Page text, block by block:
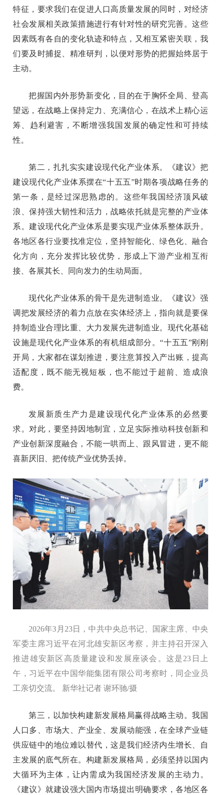
特征，要求我们在促进人口高质量发展的同时，对经济
社会发展相关政策措施进行有针对性的研究完善。这些
因素既有各自的变化轨迹和特点，又相互紧密关联，我
们要及时捕捉、精准研判，以便对形势的把握始终居于
主动。
把握国内外形势新变化，目的在于胸怀全局、登高
望远，在战略上保持定力、充满信心，在战术上精心运
筹、趋利避害，不断增强我国发展的确定性和可持续
性。
第二，扎扎实实建设现代化产业体系。《建议》把
建设现代化产业体系摆在“十五五”时期各项战略任务的
第一条，是经过深思熟虑的。这些年我国经济顶风破
浪、保持强大韧性和活力，战略依托就是完整的产业体
系。建设现代化产业体系是要实现产业体系整体跃升。
各地区各行业要找准定位，坚持智能化、绿色化、融合
化方向，充分发挥比较优势，形成上下游产业相互衔
接、各展其长、同向发力的生动局面。
现代化产业体系的骨干是先进制造业。《建议》强
调把发展经济的着力点放在实体经济上，指向就是要保
持制造业合理比重、大力发展先进制造业。现代化基础
设施是现代化产业体系的有机组成部分。“十五五”刚刚
开局，大家都在谋划推进，要注意算投入产出账，提高
适配度，既不能无视短板，也不能过于超前、造成浪
费。
发展新质生产力是建设现代化产业体系的必然要
求。对此，要坚持因地制宜，立足实际推动科技创新和
产业创新深度融合，不能一哄而上、跟风冒进，更不能
喜新厌旧、把传统产业优势丢掉。
2026年3月23日，中共中央总书记、国家主席、中央
军委主席习近平在河北雄安新区考察，并主持召开深入
推进雄安新区高质量建设和发展座谈会。这是23日上
午，习近平在中国华能集团有限公司考察时，同企业员
工亲切交流。 新华社记者 谢环驰/摄
第三，以加快构建新发展格局赢得战略主动。我国
人口多、市场大、产业全、发展动能强，在全球产业链
供应链中的地位难以替代，这是我们经济内生增长、自
主发展的底气所在。构建新发展格局，必须坚持以国内
大循环为主体，让内需成为我国经济发展的主动力。
《建议》就建设强大国内市场提出明确要求，各地区各